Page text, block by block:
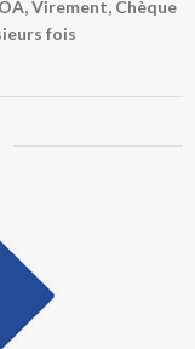
Virement, Chèque
fois